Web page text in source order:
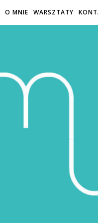
O MNIE WARSZTATY